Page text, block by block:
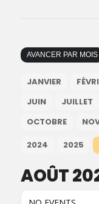
AVANCER PAR MOIS
JANVIER
JUIN
JUILLET
OCTOBRE
2024
2025
AOÛT